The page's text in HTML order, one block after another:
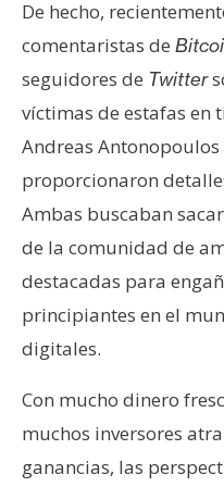
De hecho,
comentaristas de
seguidores de Twitter
víctimas de estafas en
Andreas Antonopoulos
proporcionaron
Ambas buscaban
de la comunidad de
destacadas para
principiantes en el
digitales.
Con mucho dinero
muchos inversores
ganancias, las